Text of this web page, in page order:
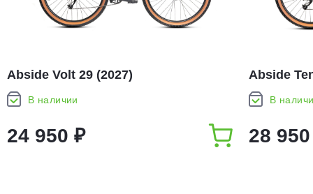
Abside Volt 29 (2027)
В наличии
24 950 ₽
Abside
В
28